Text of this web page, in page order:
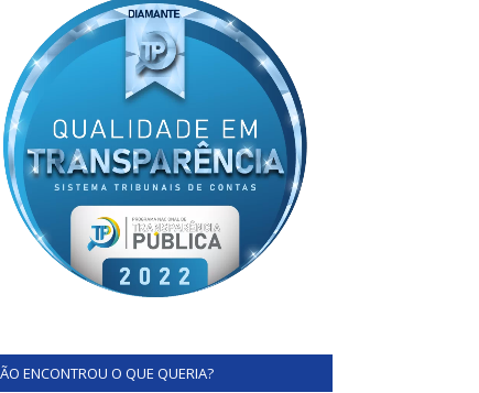
ENCONTROU O QUE QUERIA?